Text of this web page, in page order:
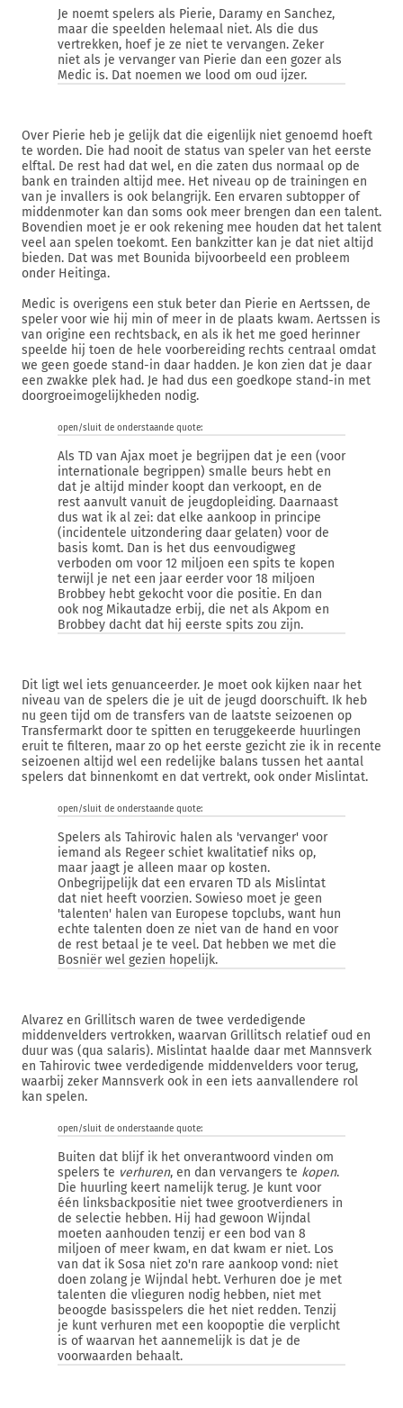
Je noemt spelers als Pierie, Daramy en Sanchez,
maar die speelden helemaal niet. Als die dus
vertrekken, hoef je ze niet te vervangen. Zeker
niet als je vervanger van Pierie dan een gozer als
Medic is. Dat noemen we lood om oud ijzer.
Over Pierie heb je gelijk dat die eigenlijk niet genoemd hoeft
te worden. Die had nooit de status van speler van het eerste
elftal. De rest had dat wel, en die zaten dus normaal op de
bank en trainden altijd mee. Het niveau op de trainingen en
van je invallers is ook belangrijk. Een ervaren subtopper of
middenmoter kan dan soms ook meer brengen dan een talent.
Bovendien moet je er ook rekening mee houden dat het talent
veel aan spelen toekomt. Een bankzitter kan je dat niet altijd
bieden. Dat was met Bounida bijvoorbeeld een probleem
onder Heitinga.
Medic is overigens een stuk beter dan Pierie en Aertssen, de
speler voor wie hij min of meer in de plaats kwam. Aertssen is
van origine een rechtsback, en als ik het me goed herinner
speelde hij toen de hele voorbereiding rechts centraal omdat
we geen goede stand-in daar hadden. Je kon zien dat je daar
een zwakke plek had. Je had dus een goedkope stand-in met
doorgroeimogelijkheden nodig.
open/sluit de onderstaande quote:
Als TD van Ajax moet je begrijpen dat je een (voor
internationale begrippen) smalle beurs hebt en
dat je altijd minder koopt dan verkoopt, en de
rest aanvult vanuit de jeugdopleiding. Daarnaast
dus wat ik al zei: dat elke aankoop in principe
(incidentele uitzondering daar gelaten) voor de
basis komt. Dan is het dus eenvoudigweg
verboden om voor 12 miljoen een spits te kopen
terwijl je net een jaar eerder voor 18 miljoen
Brobbey hebt gekocht voor die positie. En dan
ook nog Mikautadze erbij, die net als Akpom en
Brobbey dacht dat hij eerste spits zou zijn.
Dit ligt wel iets genuanceerder. Je moet ook kijken naar het
niveau van de spelers die je uit de jeugd doorschuift. Ik heb
nu geen tijd om de transfers van de laatste seizoenen op
Transfermarkt door te spitten en teruggekeerde huurlingen
eruit te filteren, maar zo op het eerste gezicht zie ik in recente
seizoenen altijd wel een redelijke balans tussen het aantal
spelers dat binnenkomt en dat vertrekt, ook onder Mislintat.
open/sluit de onderstaande quote:
Spelers als Tahirovic halen als 'vervanger' voor
iemand als Regeer schiet kwalitatief niks op,
maar jaagt je alleen maar op kosten.
Onbegrijpelijk dat een ervaren TD als Mislintat
dat niet heeft voorzien. Sowieso moet je geen
'talenten' halen van Europese topclubs, want hun
echte talenten doen ze niet van de hand en voor
de rest betaal je te veel. Dat hebben we met die
Bosniër wel gezien hopelijk.
Alvarez en Grillitsch waren de twee verdedigende
middenvelders vertrokken, waarvan Grillitsch relatief oud en
duur was (qua salaris). Mislintat haalde daar met Mannsverk
en Tahirovic twee verdedigende middenvelders voor terug,
waarbij zeker Mannsverk ook in een iets aanvallendere rol
kan spelen.
open/sluit de onderstaande quote:
Buiten dat blijf ik het onverantwoord vinden om
spelers te verhuren, en dan vervangers te kopen.
Die huurling keert namelijk terug. Je kunt voor
één linksbackpositie niet twee grootverdieners in
de selectie hebben. Hij had gewoon Wijndal
moeten aanhouden tenzij er een bod van 8
miljoen of meer kwam, en dat kwam er niet. Los
van dat ik Sosa niet zo'n rare aankoop vond: niet
doen zolang je Wijndal hebt. Verhuren doe je met
talenten die vlieguren nodig hebben, niet met
beoogde basisspelers die het niet redden. Tenzij
je kunt verhuren met een koopoptie die verplicht
is of waarvan het aannemelijk is dat je de
voorwaarden behaalt.